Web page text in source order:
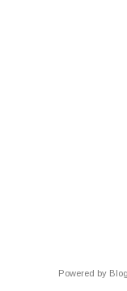
Powered by